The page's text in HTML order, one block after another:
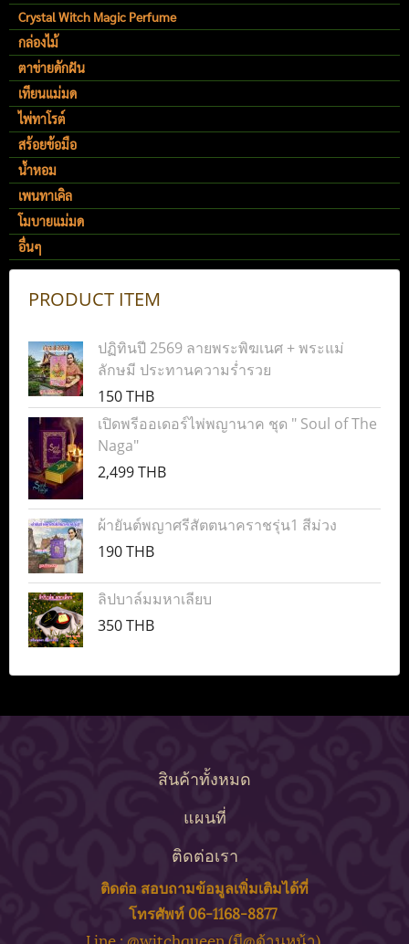
Crystal Witch Magic Perfume
กล่องไม้
ตาข่ายดักฝัน
เทียนแม่มด
ไพ่ทาโรต์
สร้อยข้อมือ
น้ำหอม
เพนทาเคิล
โมบายแม่มด
อื่นๆ
PRODUCT ITEM
ปฏิทินปี 2569 ลายพระพิฆเนศ + พระแม่
ลักษมี ประทานความร่ำรวย
150 THB
เปิดพรีออเดอร์ไพ่พญานาค ชุด " Soul of The
Naga"
2,499 THB
ผ้ายันต์พญาศรีสัตตนาคราชรุ่น1 สีม่วง
190 THB
ลิปบาล์มมหาเลียบ
350 THB
สินค้าทั้งหมด
แผนที่
ติดต่อเรา
ติดต่อ สอบถามข้อมูลเพิ่มเติมได้ที่
โทรศัพท์ 06-1168-8877